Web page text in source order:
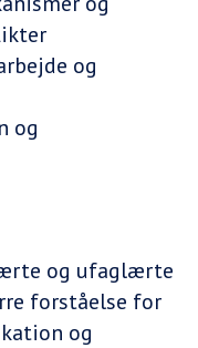
og
og
og ufaglærte
forståelse for
og